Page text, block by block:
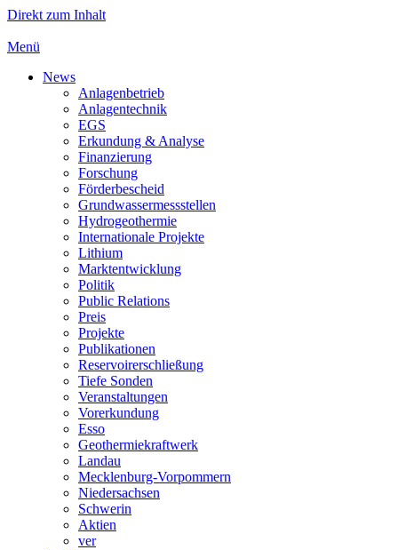
Direkt zum Inhalt
Menü
News
Anlagenbetrieb
Anlagentechnik
EGS
Erkundung & Analyse
Finanzierung
Forschung
Förderbescheid
Grundwassermessstellen
Hydrogeothermie
Internationale Projekte
Lithium
Marktentwicklung
Politik
Public Relations
Preis
Projekte
Publikationen
Reservoirerschließung
Tiefe Sonden
Veranstaltungen
Vorerkundung
Esso
Geothermiekraftwerk
Landau
Mecklenburg-Vorpommern
Niedersachsen
Schwerin
Aktien
ver